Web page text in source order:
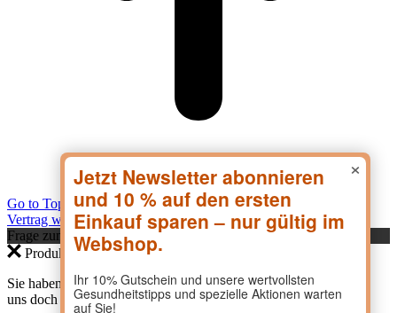
Go to Top
Vertrag widerrufen
Frage zum Produkt?
Produktanfrage
Sie haben eine Frage zu einem Produkt? Dann kontaktieren Sie
uns doch direkt hier.
×